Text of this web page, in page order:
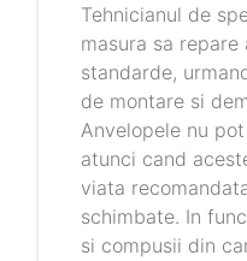
Tehnicianul de
masura sa repare
standarde,
de montare si
Anvelopele nu
atunci cand
viata
schimbate. In
si compusii din